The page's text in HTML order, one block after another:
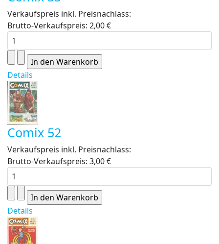
Verkaufspreis inkl. Preisnachlass:
Brutto-Verkaufspreis: 2,00 €
Details
Comix 52
Verkaufspreis inkl. Preisnachlass:
Brutto-Verkaufspreis: 3,00 €
Details